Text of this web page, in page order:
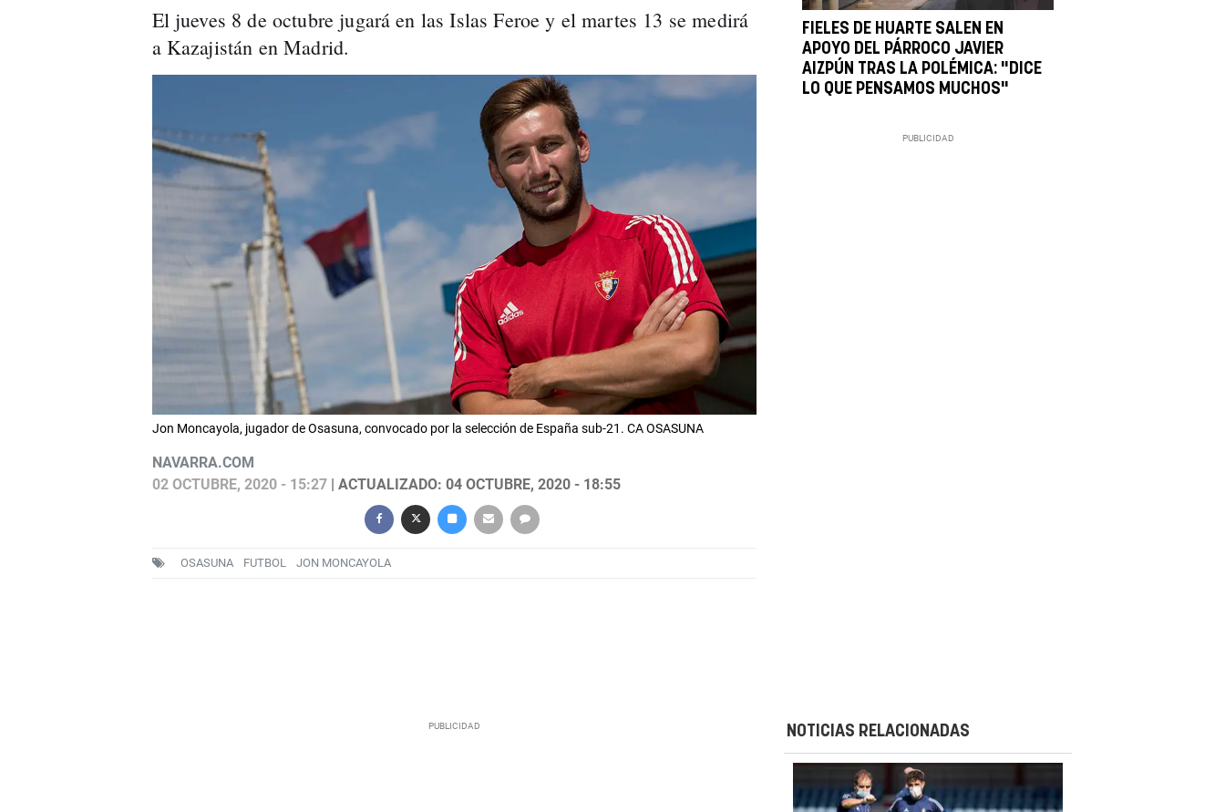
El jueves 8 de octubre jugará en las Islas Feroe y el martes 13 se medirá
a Kazajistán en Madrid.
Jon Moncayola, jugador de Osasuna, convocado por la selección de España sub-21. CA OSASUNA
NAVARRA.COM
02 OCTUBRE, 2020 - 15:27| ACTUALIZADO: 04 OCTUBRE, 2020 - 18:55
OSASUNA FUTBOL JON MONCAYOLA
FIELES DE HUARTE SALEN EN
APOYO DEL PÁRROCO JAVIER
AIZPÚN TRAS LA POLÉMICA: "DICE
LO QUE PENSAMOS MUCHOS"
NOTICIAS RELACIONADAS